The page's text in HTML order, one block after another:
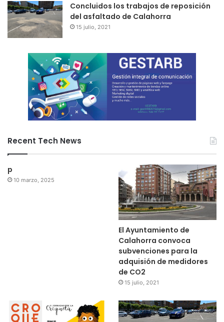
Concluidos los trabajos de reposición
del asfaltado de Calahorra
15 julio, 2021
Recent Tech News
p
10 marzo, 2025
El Ayuntamiento de
Calahorra convoca
subvenciones para la
adquisión de medidores
de CO2
15 julio, 2021